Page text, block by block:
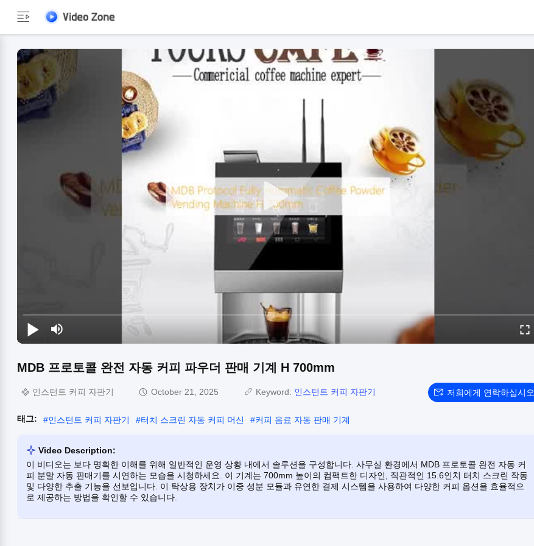
MDB 프로토콜 완전 자동 커피 파우더 판매 기계 H 700mm
인스턴트 커피 자판기 October 21, 2025 Keyword: 인스턴트 커피 자판기 저희에게 연락하십시오
태그: #인스턴트 커피 자판기 #터치 스크린 자동 커피 머신 #커피 음료 자동 판매 기계
Video Description:
이 비디오는 보다 명확한 이해를 위해 일반적인 운영 상황 내에서 솔루션을 구성합니다. 사무실 환경에서 MDB 프로토콜 완전 자동 커
피 분말 자동 판매기를 시연하는 모습을 시청하세요. 이 기계는 700mm 높이의 컴팩트한 디자인, 직관적인 15.6인치 터치 스크린 작동
및 다양한 추출 기능을 선보입니다. 이 탁상용 장치가 이중 성분 모듈과 유연한 결제 시스템을 사용하여 다양한 커피 옵션을 효율적으
로 제공하는 방법을 확인할 수 있습니다.